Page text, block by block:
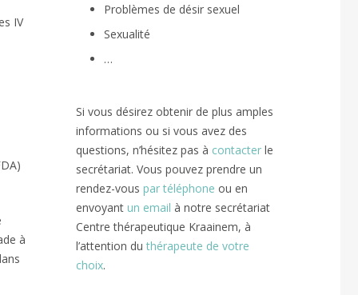
IV
à
Problèmes de désir sexuel
Sexualité
…
Si vous désirez obtenir de plus amples
informations ou si vous avez des
questions, n’hésitez pas à contacter le
secrétariat. Vous pouvez prendre un
rendez-vouspar téléphone ou en
envoyantun email à notre secrétariat
Centre thérapeutique Kraainem, à
l’attention duthérapeute de votre
choix.